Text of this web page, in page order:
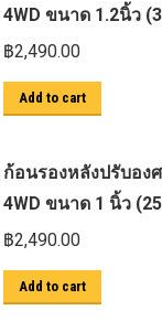
4WD ขนาด 1.2นิ้ว
฿2,490.00
Add to cart
ก้อนรองหลังปรับอง
4WD ขนาด 1 นิ้ว
฿2,490.00
Add to cart